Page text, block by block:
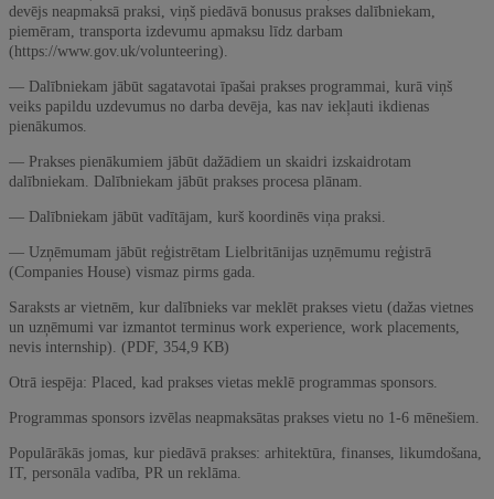
devējs neapmaksā praksi, viņš piedāvā bonusus prakses dalībniekam,
piemēram, transporta izdevumu apmaksu līdz darbam
(https://www.gov.uk/volunteering).
— Dalībniekam jābūt sagatavotai īpašai prakses programmai, kurā viņš
veiks papildu uzdevumus no darba devēja, kas nav iekļauti ikdienas
pienākumos.
— Prakses pienākumiem jābūt dažādiem un skaidri izskaidrotam
dalībniekam. Dalībniekam jābūt prakses procesa plānam.
— Dalībniekam jābūt vadītājam, kurš koordinēs viņa praksi.
— Uzņēmumam jābūt reģistrētam Lielbritānijas uzņēmumu reģistrā
(Companies House) vismaz pirms gada.
Saraksts ar vietnēm, kur dalībnieks var meklēt prakses vietu (dažas vietnes
un uzņēmumi var izmantot terminus work experience, work placements,
nevis internship). (PDF, 354,9 KB)
Otrā iespēja: Placed, kad prakses vietas meklē programmas sponsors.
Programmas sponsors izvēlas neapmaksātas prakses vietu no 1-6 mēnešiem.
Populārākās jomas, kur piedāvā prakses: arhitektūra, finanses, likumdošana,
IT, personāla vadība, PR un reklāma.